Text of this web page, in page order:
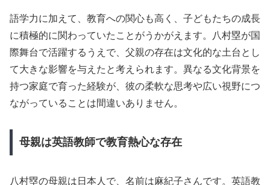
語学力に加えて、教育への関心も高く、子どもたちの成長
に積極的に関わっていたことがうかがえます。八村塁が国
際舞台で活躍するうえで、父親の存在は文化的な土台とし
て大きな影響を与えたと考えられます。異なる文化背景を
持つ家庭で育った経験が、彼の柔軟な思考や広い視野につ
ながっていることは間違いありません。
母親は英語教師で教育熱心な存在
八村塁の母親は日本人で、名前は麻紀子さんです。英語教